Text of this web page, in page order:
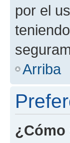
por el
Arriba